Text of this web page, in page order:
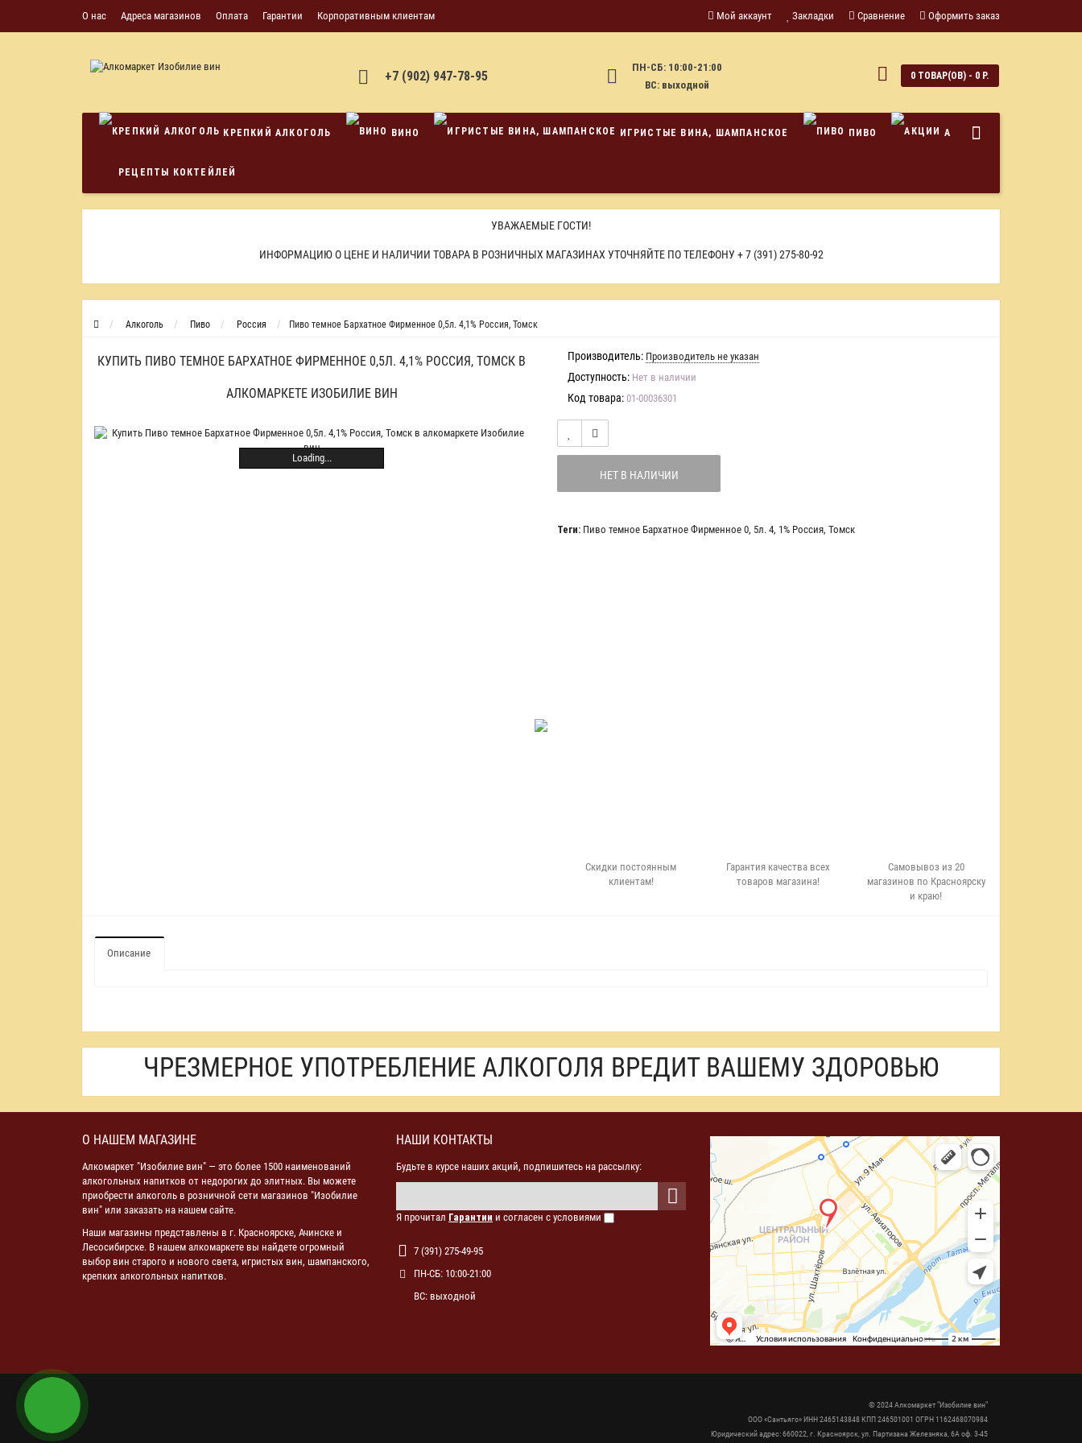
О нас Адреса магазинов Оплата Гарантии Корпоративным клиентам Мой аккаунт Закладки Сравнение Оформить заказ
+7 (902) 947-78-95
ПН-СБ: 10:00-21:00
ВС: выходной
0 ТОВАР(ОВ) - 0 Р.
КРЕПКИЙ АЛКОГОЛЬ ВИНО ИГРИСТЫЕ ВИНА, ШАМПАНСКОЕ ПИВО АКЦИИ
РЕЦЕПТЫ КОКТЕЙЛЕЙ
УВАЖАЕМЫЕ ГОСТИ!
ИНФОРМАЦИЮ О ЦЕНЕ И НАЛИЧИИ ТОВАРА В РОЗНИЧНЫХ МАГАЗИНАХ УТОЧНЯЙТЕ ПО ТЕЛЕФОНУ + 7 (391) 275-80-92
Алкоголь Пиво Россия Пиво темное Бархатное Фирменное 0,5л. 4,1% Россия, Томск
КУПИТЬ ПИВО ТЕМНОЕ БАРХАТНОЕ ФИРМЕННОЕ 0,5Л. 4,1% РОССИЯ, ТОМСК В
АЛКОМАРКЕТЕ ИЗОБИЛИЕ ВИН
Loading...
Производитель: Производитель не указан
Доступность: Нет в наличии
Код товара: 01-00036301
НЕТ В НАЛИЧИИ
Теги: Пиво темное Бархатное Фирменное 0, 5л. 4, 1% Россия, Томск
Скидки постоянным
клиентам!
Гарантия качества всех
товаров магазина!
Самовывоз из 20
магазинов по Красноярску
и краю!
Описание
ЧРЕЗМЕРНОЕ УПОТРЕБЛЕНИЕ АЛКОГОЛЯ ВРЕДИТ ВАШЕМУ ЗДОРОВЬЮ
О НАШЕМ МАГАЗИНЕ
Алкомаркет "Изобилие вин" — это более 1500 наименований
алкогольных напитков от недорогих до элитных. Вы можете
приобрести алкоголь в розничной сети магазинов "Изобилие
вин" или заказать на нашем сайте.
Наши магазины представлены в г. Красноярске, Ачинске и
Лесосибирске. В нашем алкомаркете вы найдете огромный
выбор вин старого и нового света, игристых вин, шампанского,
крепких алкогольных напитков.
НАШИ КОНТАКТЫ
Будьте в курсе наших акций, подпишитесь на рассылку:
Я прочитал Гарантии и согласен с условиями
7 (391) 275-49-95
ПН-СБ: 10:00-21:00
ВС: выходной
© 2024 Алкомаркет "Изобилие вин"
ООО «Сантьяго» ИНН 2465143848 КПП 246501001 ОГРН 1162468070984
Юридический адрес: 660022, г. Красноярск, ул. Партизана Железняка, 6А оф. 3-45